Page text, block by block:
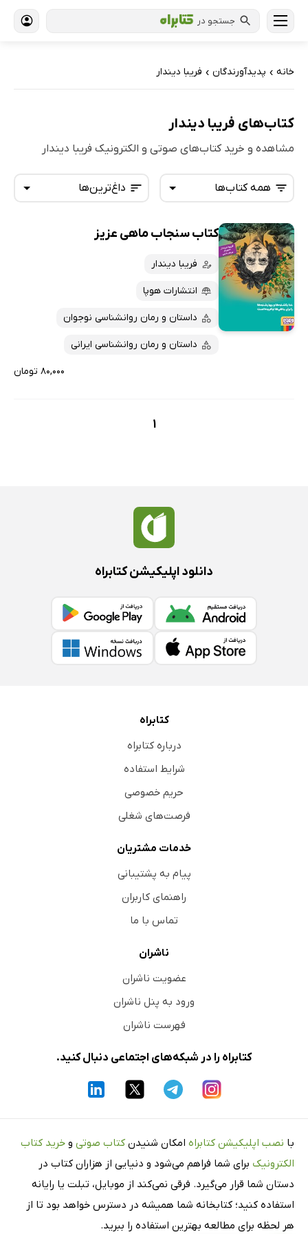
جستجو در
خانه › پدیدآورندگان › فریبا دیندار
کتاب‌های فریبا دیندار
مشاهده و خرید کتاب‌های صوتی و الکترونیک فریبا دیندار
داغ‌ترین‌ها
تازه‌ها
پربحث‌ها
ارزان ترین‌ها
همه کتاب‌ها
همه کتاب‌ها
کتاب‌های صوتی
کتاب‌های متنی
کتاب سنجاب ماهی عزیز
فریبا دیندار
انتشارات هوپا
داستان و رمان روانشناسی نوجوان
داستان و رمان روانشناسی ایرانی
۸۰,۰۰۰ تومان
1
دانلود اپلیکیشن کتابراه
کتابراه
درباره کتابراه
شرایط استفاده
حریم خصوصی
فرصت‌های شغلی
خدمات مشتریان
پیام به پشتیبانی
راهنمای کاربران
تماس با ما
ناشران
عضویت ناشران
ورود به پنل ناشران
فهرست ناشران
کتابراه را در شبکه‌های اجتماعی دنبال کنید.
با نصب اپلیکیشن کتابراه امکان شنیدن کتاب صوتی و خرید کتاب
الکترونیک برای شما فراهم می‌شود و دنیایی از هزاران کتاب در
دستان شما قرار می‌گیرد. فرقی نمی‌کند از موبایل، تبلت یا رایانه
استفاده کنید؛ کتابخانه شما همیشه در دسترس خواهد بود تا از
هر لحظه برای مطالعه بهترین استفاده را ببرید.